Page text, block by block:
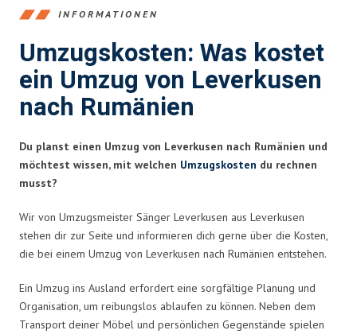
INFORMATIONEN
Umzugskosten: Was kostet
ein Umzug von Leverkusen
nach Rumänien
Du planst einen Umzug von Leverkusen nach Rumänien und
möchtest wissen, mit welchen Umzugskosten du rechnen
musst?
Wir von Umzugsmeister Sänger Leverkusen aus Leverkusen
stehen dir zur Seite und informieren dich gerne über die Kosten,
die bei einem Umzug von Leverkusen nach Rumänien entstehen.
Ein Umzug ins Ausland erfordert eine sorgfältige Planung und
Organisation, um reibungslos ablaufen zu können. Neben dem
Transport deiner Möbel und persönlichen Gegenstände spielen